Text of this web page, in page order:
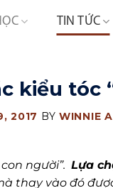
TIN TỨC
kiểu tóc
2017 BYWINNIE
người”. Lựa
thay vào đó